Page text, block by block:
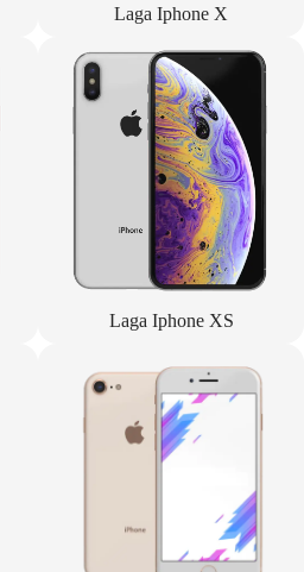
Laga Iphone X
Laga Iphone XS